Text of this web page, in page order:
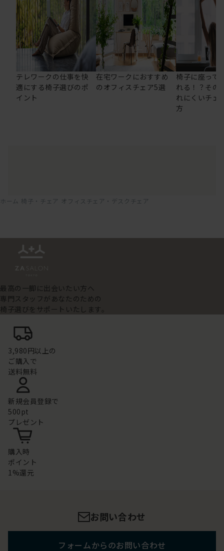
テレワークの仕事を快
適にする椅子選びのポ
イント
在宅ワークにおすすめ
のオフィスチェア5選
椅子に座って
れる！？その
れにくいチェ
方
ホーム 椅子・チェア オフィスチェア・デスクチェア
最高の一脚に出会いたい方へ
専門スタッフがあなたのための
椅子選びをサポートいたします。
3,980円以上の
ご購入で
送料無料
新規会員登録で
500pt
プレゼント
購入時
ポイント
1%還元
お問い合わせ
フォームからのお問い合わせ